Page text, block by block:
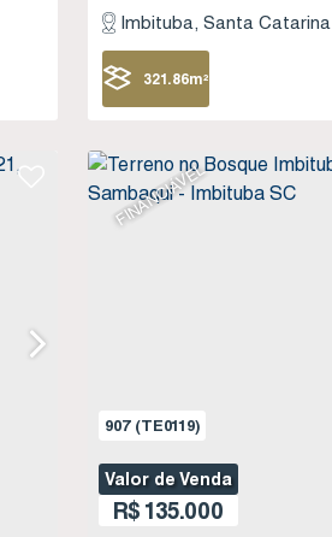
Imbituba Santa Catarina
321.86m²
FINANCIÁVEL
907 (TE0119)
R$ 135.000
Valor de Venda